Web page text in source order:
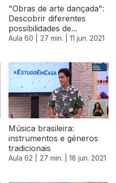
"Obras de arte dançada":
Descobrir diferentes
possibilidades de...
Aula 60 | 27 min. | 11 jun. 2021
Música brasileira:
instrumentos e géneros
tradicionais
Aula 62 | 27 min. | 18 jun. 2021